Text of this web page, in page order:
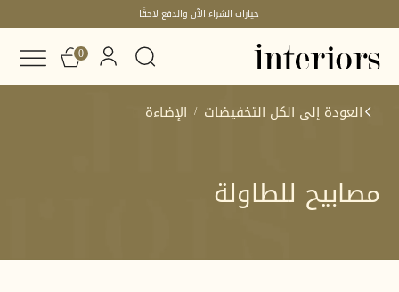
خيارات الشراء الآن والدفع لاحقًا
0
العودة إلى الكل التخفيضات / الإضاءة
التخفيضات - الإضاءة - مصابيح
مصابيح للطاولة